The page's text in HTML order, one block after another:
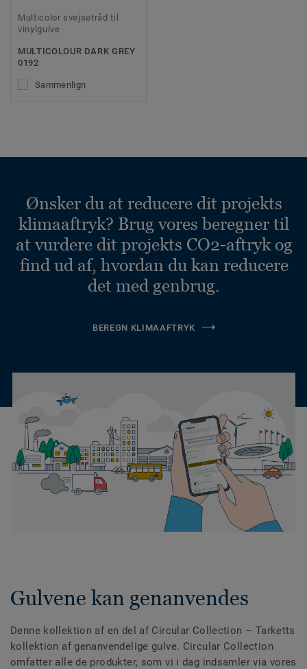
Multicolor svejsetråd til
vinylgulve
MULTICOLOUR DARK GREY
0192
Sammenlign
Ønsker du at reducere dit projekts
klimaaftryk? Brug vores beregner til
at vurdere dit projekts CO2-aftryk og
find ud af, hvordan du kan reducere
det med genbrug.
BEREGN KLIMAAFTRYK
Gulvene kan genanvendes
Denne kollektion af en del af Circular Collection – Tarketts
kollektion af genanvendelige gulve. Circular Collection
omfatter alle de produkter, som vi i dag indsamler via vores